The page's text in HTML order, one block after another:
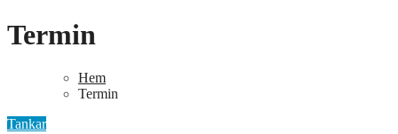
Termin
Hem
Termin
Tankar